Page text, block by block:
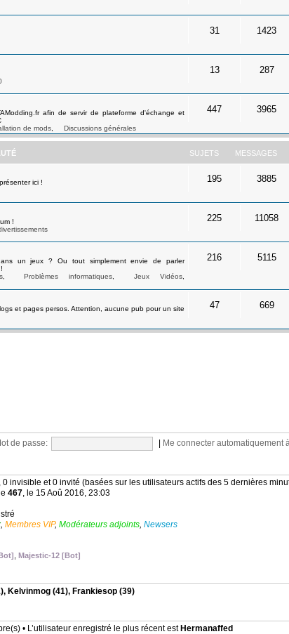
31 1423
13 287
afin de servir de plateforme d'échange et
de mods Discussions générales
447 3965
SUJETS MESSAGES
ici ! 195 3885
!
225 11058
un jeux ? Ou tout simplement envie de parler
, Problèmes informatiques Jeux Vidéos
216 5115
et pages persos. Attention, aucune pub pour un site
47 669
de passe: Me connecter automatiquement
invisible et 0 invité (basées sur les utilisateurs actifs des 5 dernières
467, le 15 Aoû 2016, 23:03
, Membres VIP, Modérateurs adjoints, Newsers
Majestic-12 [Bot]
Kelvinmog (41), Frankiesop (39)
• L’utilisateur enregistré le plus récent est Hermanaffed